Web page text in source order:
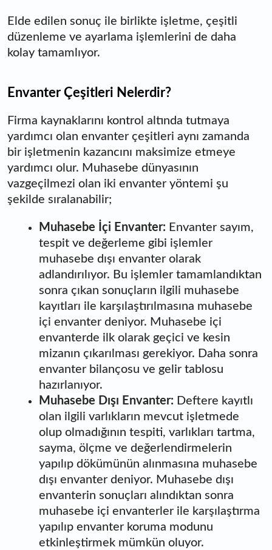
Elde edilen sonuç ile birlikte işletme, çeşitli
düzenleme ve ayarlama işlemlerini de daha
kolay tamamlıyor.
Envanter Çeşitleri Nelerdir?
Firma kaynaklarını kontrol altında tutmaya
yardımcı olan envanter çeşitleri aynı zamanda
bir işletmenin kazancını maksimize etmeye
yardımcı olur. Muhasebe dünyasının
vazgeçilmezi olan iki envanter yöntemi şu
şekilde sıralanabilir;
Muhasebe İçi Envanter: Envanter sayım,
tespit ve değerleme gibi işlemler
muhasebe dışı envanter olarak
adlandırılıyor. Bu işlemler tamamlandıktan
sonra çıkan sonuçların ilgili muhasebe
kayıtları ile karşılaştırılmasına muhasebe
içi envanter deniyor. Muhasebe içi
envanterde ilk olarak geçici ve kesin
mizanın çıkarılması gerekiyor. Daha sonra
envanter bilançosu ve gelir tablosu
hazırlanıyor.
Muhasebe Dışı Envanter: Deftere kayıtlı
olan ilgili varlıkların mevcut işletmede
olup olmadığının tespiti, varlıkları tartma,
sayma, ölçme ve değerlendirmelerin
yapılıp dökümünün alınmasına muhasebe
dışı envanter deniyor. Muhasebe dışı
envanterin sonuçları alındıktan sonra
muhasebe içi envanterler ile karşılaştırma
yapılıp envanter koruma modunu
etkinleştirmek mümkün oluyor.